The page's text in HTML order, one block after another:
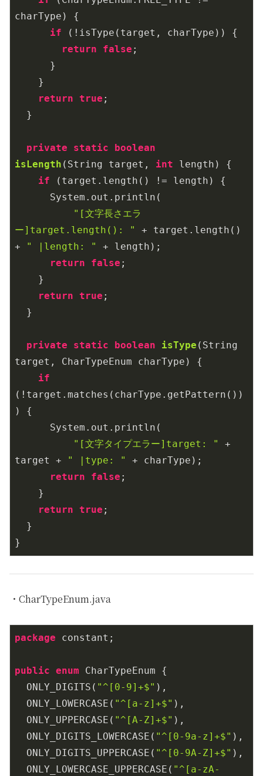
charType) {
if (!isType(target, charType)) {
return
false ;
      }
    }
return true ;
  }
private static
boolean
isLength (String target, int length)
{
if (target.length() != length) {
      System.out.println(
"[文字長さエラ
ー]target.length(): "
+ target.length()
+
" |length: "
+ length);
return
false ;
    }
return true ;
  }
private static boolean isType (String
target, CharTypeEnum charType)
{
if
(!target.matches(charType.getPattern())
) {
      System.out.println(
"[文字タイプエラー]target: "
+
target +
" |type: "
+ charType);
return
false ;
    }
return true ;
  }
・CharTypeEnum.java
package constant;
public enum CharTypeEnum {
  ONLY_DIGITS(
"^[0-9]+$" ),
  ONLY_LOWERCASE(
"^[a-z]+$" ),
  ONLY_UPPERCASE(
"^[A-Z]+$" ),
  ONLY_DIGITS_LOWERCASE(
"^[0-9a-z]+$" ),
  ONLY_DIGITS_UPPERCASE(
"^[0-9A-Z]+$" ),
  ONLY_LOWERCASE_UPPERCASE(
"^[a-zA-